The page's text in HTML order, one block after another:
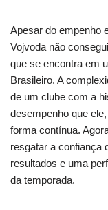
Apesar do empenho
Vojvoda não
que se encontra em
Brasileiro. A
de um clube com a
desempenho que
forma contínua.
resgatar a confiança
resultados e uma
da temporada.